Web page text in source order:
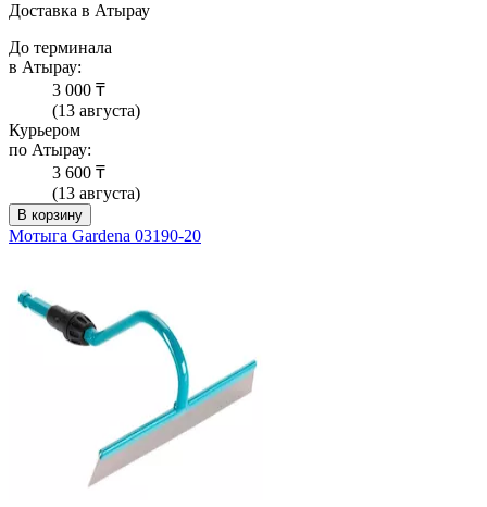
Доставка в Атырау
До терминала
в Атырау:
3 000 ₸
(13 августа)
Курьером
по Атырау:
3 600 ₸
(13 августа)
В корзину
Мотыга Gardena 03190-20